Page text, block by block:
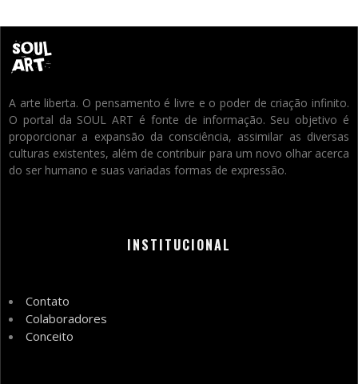
A arte liberta. O pensamento é livre e o poder de criação infinito.
O portal da SOUL ART é fonte de informação. Seu objetivo é
proporcionar a expansão da consciência, assimilar as diversas
culturas existentes, além de contribuir para um novo olhar acerca
do ser humano e suas variadas formas de expressão.
INSTITUCIONAL
Contato
Colaboradores
Conceito